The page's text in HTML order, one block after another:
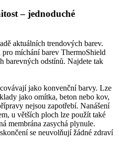
– jednoduché
aktuálních trendových barev.
míchání barev ThermoShield
barevných odstínů. Najdete tak
jako konvenční barvy. Lze
jako omítka, beton nebo kov,
nejsou zapotřebí. Nanášení
u větších ploch lze použít také
membrána zasychá plynule.
se neuvolňují žádné zdraví